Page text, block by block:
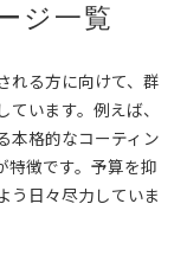
ジ一覧
れる方に向けて、群
います。例えば、
本格的なコーティン
特徴です。予算を抑
う日々尽力していま